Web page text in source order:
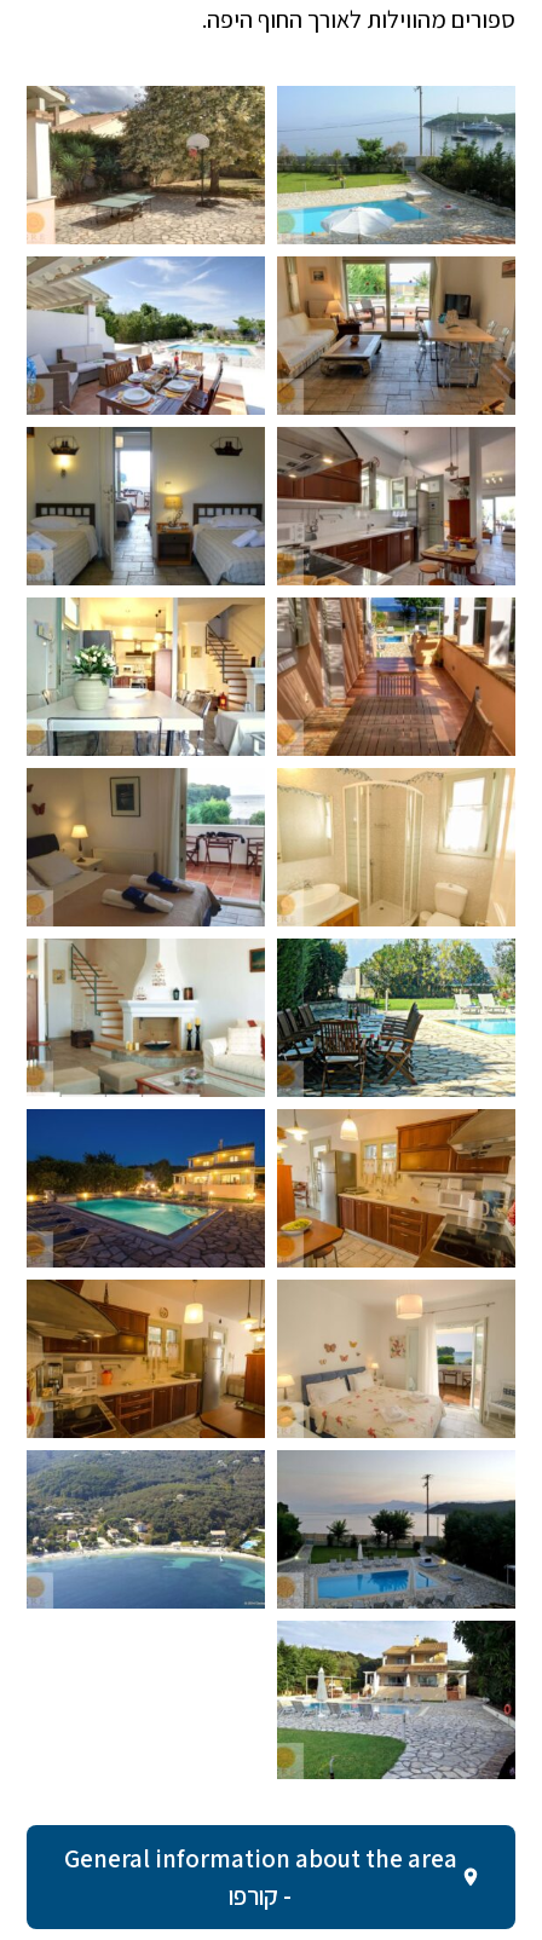
ספורים מהווילות לאורך החוף היפה.
General information about the area
- קורפו